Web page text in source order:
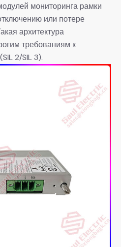
мониторинга рамки
или потере
архитектура
требованиям к
2/SIL 3).